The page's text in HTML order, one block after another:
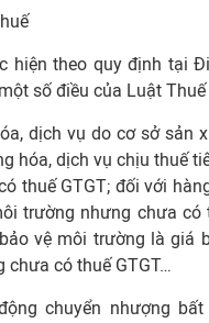
hiện theo quy định tại
số điều của Luật Thuế
dịch vụ do cơ sở sản
hóa, dịch vụ chịu thuế
thuế GTGT; đối với
trường nhưng chưa có
vệ môi trường là giá
chưa có thuế GTGT…
chuyển nhượng